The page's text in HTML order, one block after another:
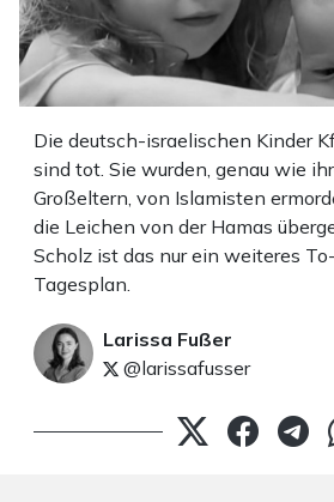
Die deutsch-israelischen Kinder
sind tot. Sie wurden, genau wie
Großeltern, von Islamisten
die Leichen von der Hamas
Scholz ist das nur ein weiteres
Tagesplan.
Larissa Fußer
@larissafusser